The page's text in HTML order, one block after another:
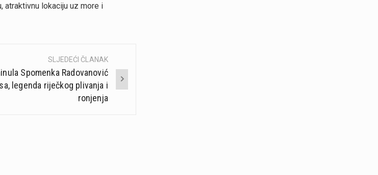
atraktivnu lokaciju uz more i
SLJEDEĆI ČLANAK
Spomenka Radovanović
legenda riječkog plivanja i
ronjenja